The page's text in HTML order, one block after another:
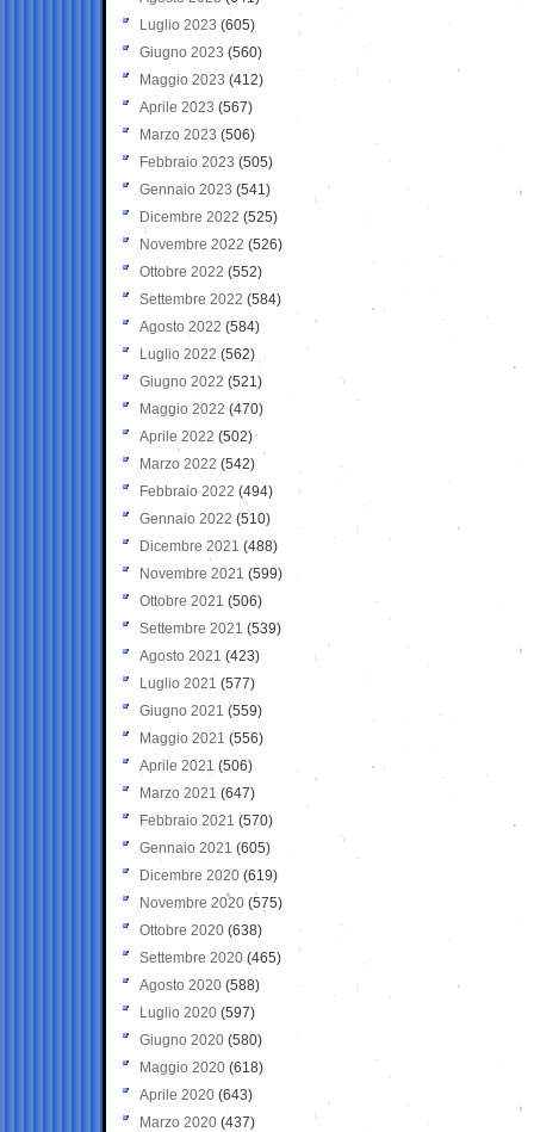
Luglio 2023 (605)
Giugno 2023 (560)
Maggio 2023 (412)
Aprile 2023 (567)
Marzo 2023 (506)
Febbraio 2023 (505)
Gennaio 2023 (541)
Dicembre 2022 (525)
Novembre 2022 (526)
Ottobre 2022 (552)
Settembre 2022 (584)
Agosto 2022 (584)
Luglio 2022 (562)
Giugno 2022 (521)
Maggio 2022 (470)
Aprile 2022 (502)
Marzo 2022 (542)
Febbraio 2022 (494)
Gennaio 2022 (510)
Dicembre 2021 (488)
Novembre 2021 (599)
Ottobre 2021 (506)
Settembre 2021 (539)
Agosto 2021 (423)
Luglio 2021 (577)
Giugno 2021(559)
Maggio 2021 (556)
Aprile 2021 (506)
Marzo 2021 (647)
Febbraio 2021 (570)
Gennaio 2021 (605)
Dicembre 2020 (619)
Novembre 2020 (575)
Ottobre 2020 (638)
Settembre 2020(465)
Agosto 2020 (588)
Luglio 2020 (597)
Giugno 2020 (580)
Maggio 2020 (618)
Aprile 2020 (643)
Marzo 2020 (437)